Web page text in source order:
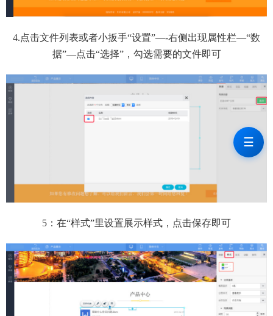
4.点击文件列表或者小扳手“设置”—-右侧出现属性栏—“数
据”—点击“选择”，勾选需要的文件即可
5：在“样式”里设置展示样式，点击保存即可
☰